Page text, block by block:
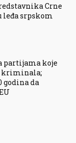
Crne
leđa srpskom
partijama koje
kriminala;
godina da